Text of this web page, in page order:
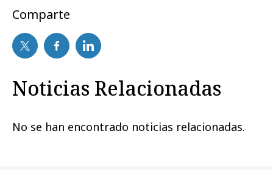
Comparte
Noticias Relacionadas
No se han encontrado noticias relacionadas.